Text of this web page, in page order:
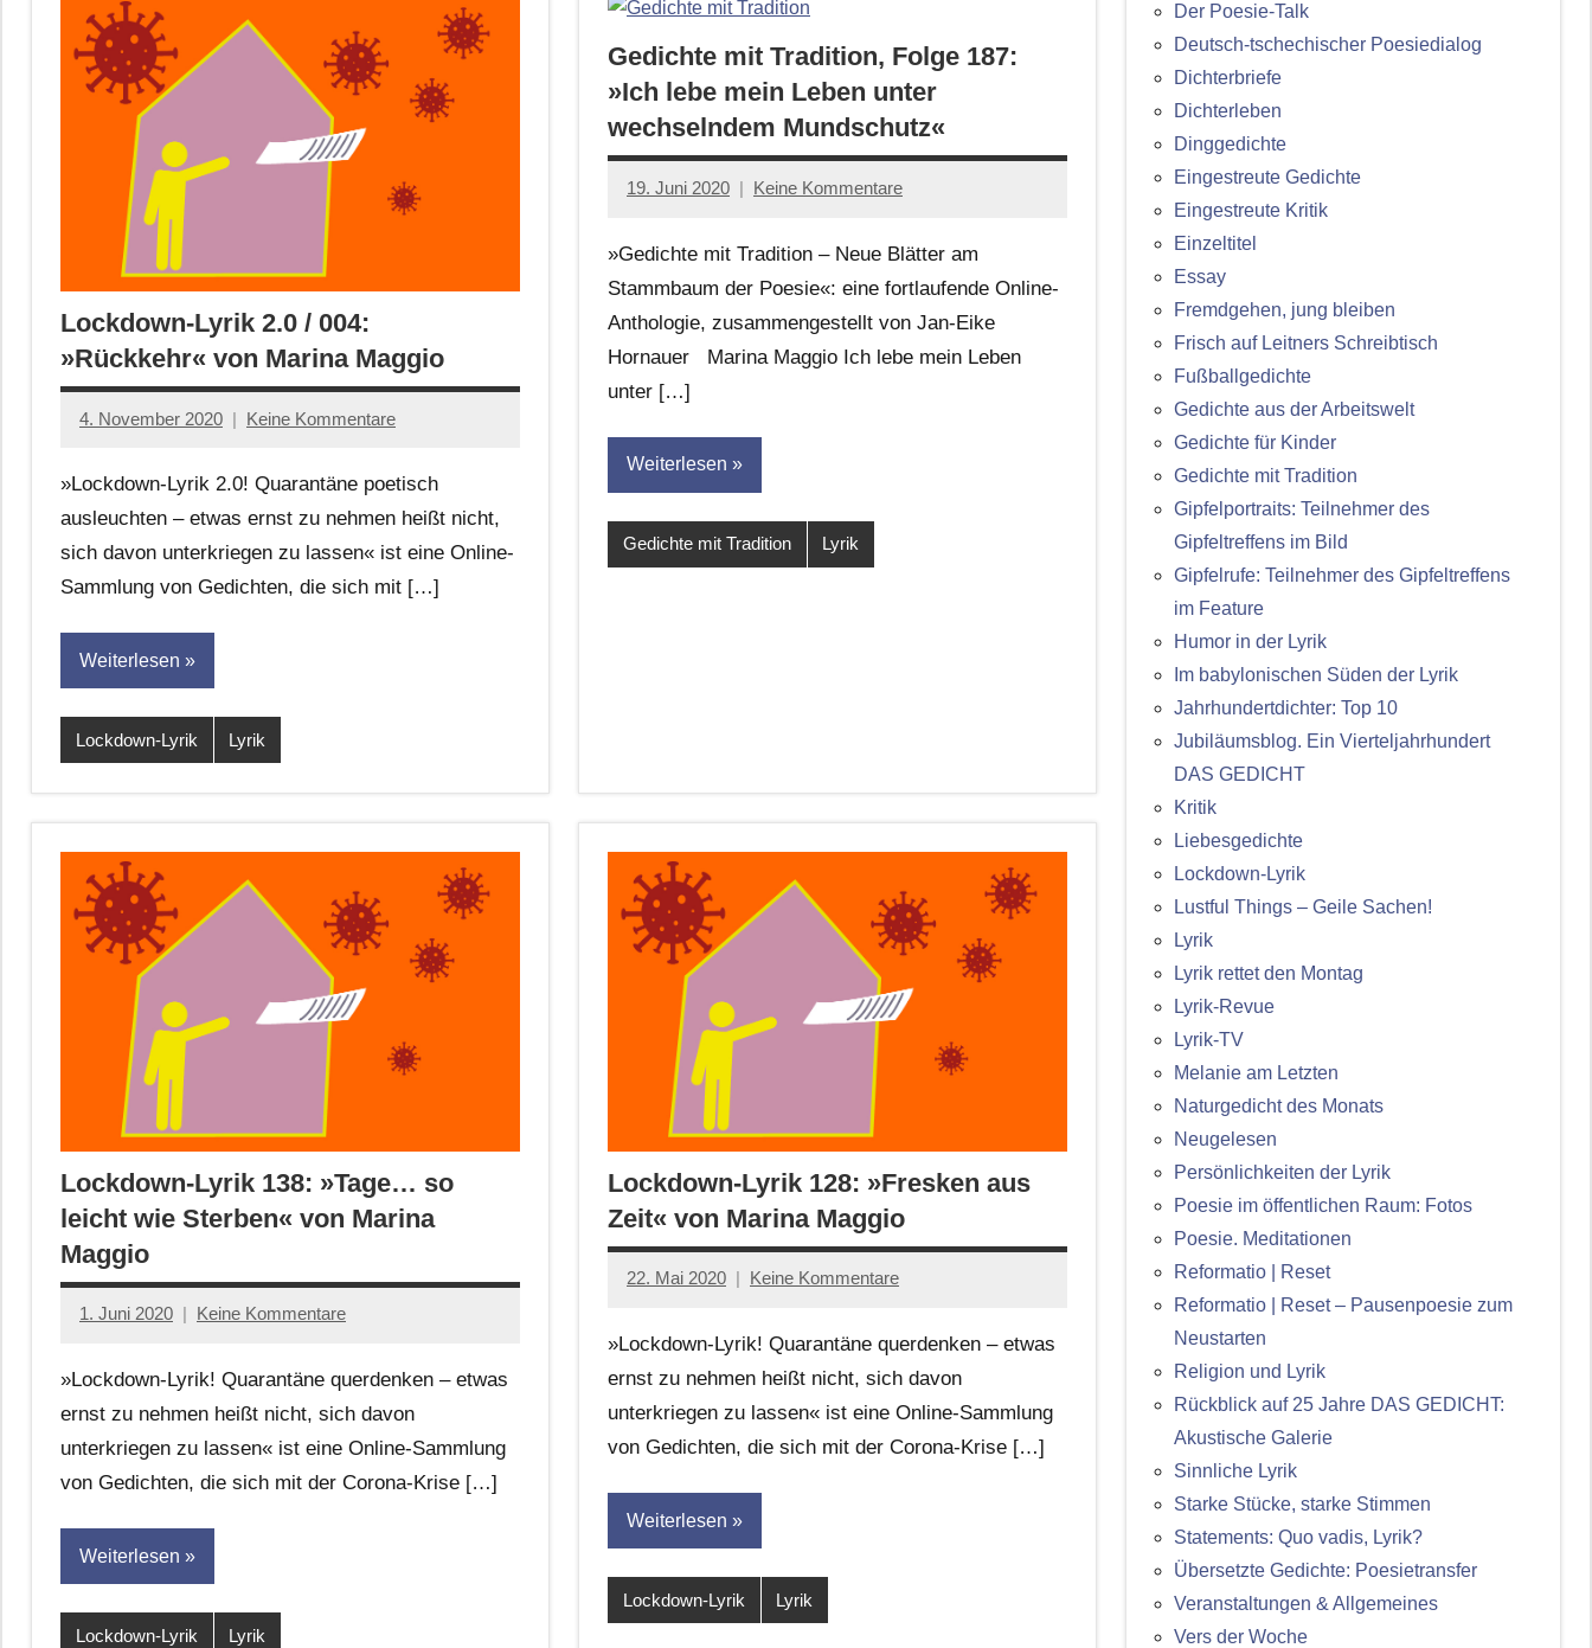
Lockdown-Lyrik 2.0 / 004:
»Rückkehr« von Marina Maggio
4. November 2020
Anton
Leitner
Keine Kommentare
»Lockdown-Lyrik 2.0! Quarantäne poetisch
ausleuchten – etwas ernst zu nehmen heißt nicht,
sich davon unterkriegen zu lassen« ist eine Online-
Sammlung von Gedichten, die sich mit […]
Weiterlesen
Lockdown-Lyrik Lyrik
Gedichte mit Tradition, Folge 187:
»Ich lebe mein Leben unter
wechselndem Mundschutz«
19. Juni 2020
Jan-
Hornauer
für
dasgedichtblog
Keine Kommentare
»Gedichte mit Tradition – Neue Blätter am
Stammbaum der Poesie«: eine fortlaufende Online-
Anthologie, zusammengestellt von Jan-Eike
Hornauer Marina Maggio Ich lebe mein Leben
unter […]
Weiterlesen
Gedichte mit Tradition Lyrik
Lockdown-Lyrik 138: »Tage… so
leicht wie Sterben« von Marina
Maggio
1. Juni 2020
Anton
Leitner
Keine Kommentare
»Lockdown-Lyrik! Quarantäne querdenken – etwas
ernst zu nehmen heißt nicht, sich davon
unterkriegen zu lassen« ist eine Online-Sammlung
von Gedichten, die sich mit der Corona-Krise […]
Weiterlesen
Lockdown-Lyrik Lyrik
Lockdown-Lyrik 128: »Fresken aus
Zeit« von Marina Maggio
22. Mai 2020
Anton
Leitner
Keine Kommentare
»Lockdown-Lyrik! Quarantäne querdenken – etwas
ernst zu nehmen heißt nicht, sich davon
unterkriegen zu lassen« ist eine Online-Sammlung
von Gedichten, die sich mit der Corona-Krise […]
Weiterlesen
Lockdown-Lyrik Lyrik
Der Poesie-Talk
Deutsch-tschechischer Poesiedialog
Dichterbriefe
Dichterleben
Dinggedichte
Eingestreute Gedichte
Eingestreute Kritik
Einzeltitel
Essay
Fremdgehen, jung bleiben
Frisch auf Leitners Schreibtisch
Fußballgedichte
Gedichte aus der Arbeitswelt
Gedichte für Kinder
Gedichte mit Tradition
Gipfelportraits: Teilnehmer des
Gipfeltreffens im Bild
Gipfelrufe: Teilnehmer des Gipfeltreffens
im Feature
Humor in der Lyrik
Im babylonischen Süden der Lyrik
Jahrhundertdichter: Top 10
Jubiläumsblog. Ein Vierteljahrhundert
DAS GEDICHT
Kritik
Liebesgedichte
Lockdown-Lyrik
Lustful Things – Geile Sachen!
Lyrik
Lyrik rettet den Montag
Lyrik-Revue
Lyrik-TV
Melanie am Letzten
Naturgedicht des Monats
Neugelesen
Persönlichkeiten der Lyrik
Poesie im öffentlichen Raum: Fotos
Poesie. Meditationen
Reformatio | Reset
Reformatio | Reset – Pausenpoesie zum
Neustarten
Religion und Lyrik
Rückblick auf 25 Jahre DAS GEDICHT:
Akustische Galerie
Sinnliche Lyrik
Starke Stücke, starke Stimmen
Statements: Quo vadis, Lyrik?
Übersetzte Gedichte: Poesietransfer
Veranstaltungen & Allgemeines
Vers der Woche